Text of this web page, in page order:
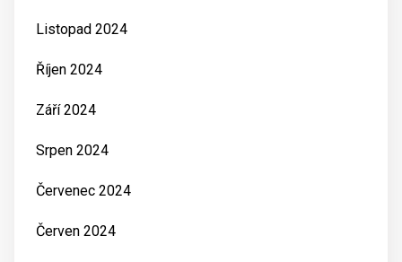
Listopad 2024
Říjen 2024
Září 2024
Srpen 2024
Červenec 2024
Červen 2024